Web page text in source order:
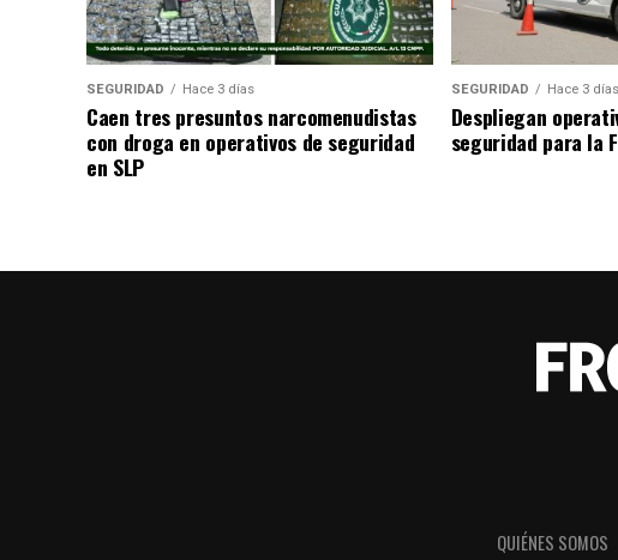
SEGURIDAD Hace 3 días
Caen tres presuntos narcomenudistas
con droga en operativos de seguridad
en SLP
SEGURIDAD Hace 3 días
Despliegan
seguridad para la
QUIÉNES SOMOS